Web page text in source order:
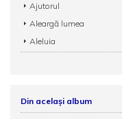
Ajutorul
Aleargă lumea
Aleluia
Din același album